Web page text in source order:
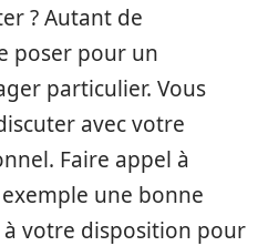
? Autant de
poser pour un
particulier. Vous
avec votre
Faire appel à
une bonne
à votre disposition pour